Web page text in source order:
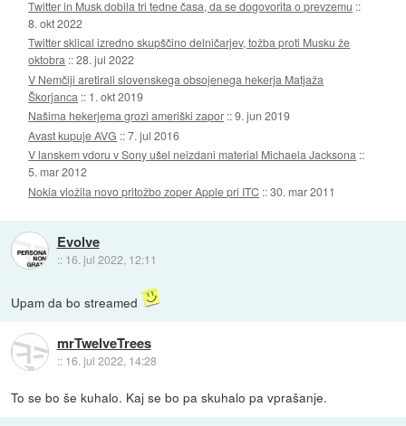
Twitter in Musk dobila tri tedne časa, da se dogovorita o prevzemu ::
8. okt 2022
Twitter sklical izredno skupščino delničarjev, tožba proti Musku že
oktobra ::28. jul 2022
V Nemčiji aretirali slovenskega obsojenega hekerja Matjaža
Škorjanca :: 1. okt 2019
Našima hekerjema grozi ameriški zapor ::9. jun 2019
Avast kupuje AVG ::7. jul 2016
V lanskem vdoru v Sony ušel neizdani material Michaela Jacksona ::
5. mar 2012
Nokia vložila novo pritožbo zoper Apple pri ITC ::30. mar 2011
Evolve
:: 16. jul 2022, 12:11
Upam da bo streamed
mrTwelveTrees
:: 16. jul 2022, 14:28
To se bo še kuhalo. Kaj se bo pa skuhalo pa vprašanje.